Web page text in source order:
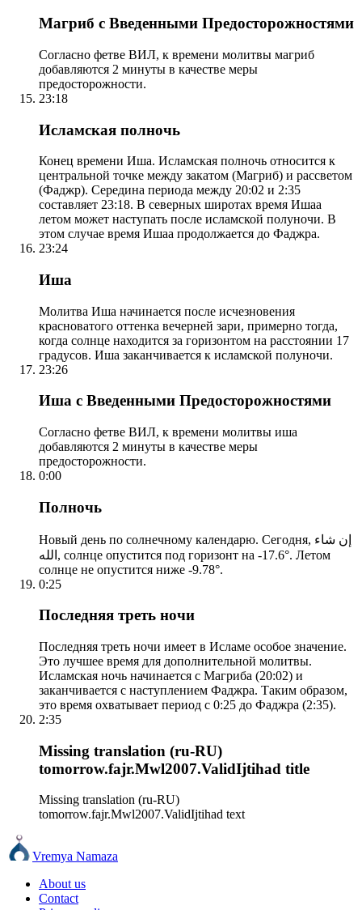
Магриб с Введенными Предосторожностями
Согласно фетве ВИЛ, к времени молитвы магриб
добавляются 2 минуты в качестве меры
предосторожности.
23:18
Исламская полночь
Конец времени Иша. Исламская полночь относится к
центральной точке между закатом (Магриб) и рассветом
(Фаджр). Середина периода между 20:02 и 2:35
составляет 23:18. В северных широтах время Ишаа
летом может наступать после исламской полуночи. В
этом случае время Ишаа продолжается до Фаджра.
23:24
Иша
Молитва Иша начинается после исчезновения
красноватого оттенка вечерней зари, примерно тогда,
когда солнце находится за горизонтом на расстоянии 17
градусов. Иша заканчивается к исламской полуночи.
23:26
Иша с Введенными Предосторожностями
Согласно фетве ВИЛ, к времени молитвы иша
добавляются 2 минуты в качестве меры
предосторожности.
0:00
Полночь
Новый день по солнечному календарю. Сегодня, إن شاء
الله, солнце опустится под горизонт на -17.6°. Летом
солнце не опустится ниже -9.78°.
0:25
Последняя треть ночи
Последняя треть ночи имеет в Исламе особое значение.
Это лучшее время для дополнительной молитвы.
Исламская ночь начинается с Магриба (20:02) и
заканчивается с наступлением Фаджра. Таким образом,
это время охватывает период с 0:25 до Фаджра (2:35).
2:35
Missing translation (ru-RU)
tomorrow.fajr.Mwl2007.ValidIjtihad title
Missing translation (ru-RU)
tomorrow.fajr.Mwl2007.ValidIjtihad text
Vremya Namaza
About us
Contact